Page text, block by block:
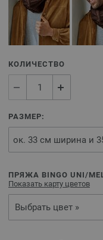
КОЛИЧЕСТВО
РАЗМЕР:
ПРЯЖА BINGO UNI/
Показать карту цветов
Выбрать цвет »